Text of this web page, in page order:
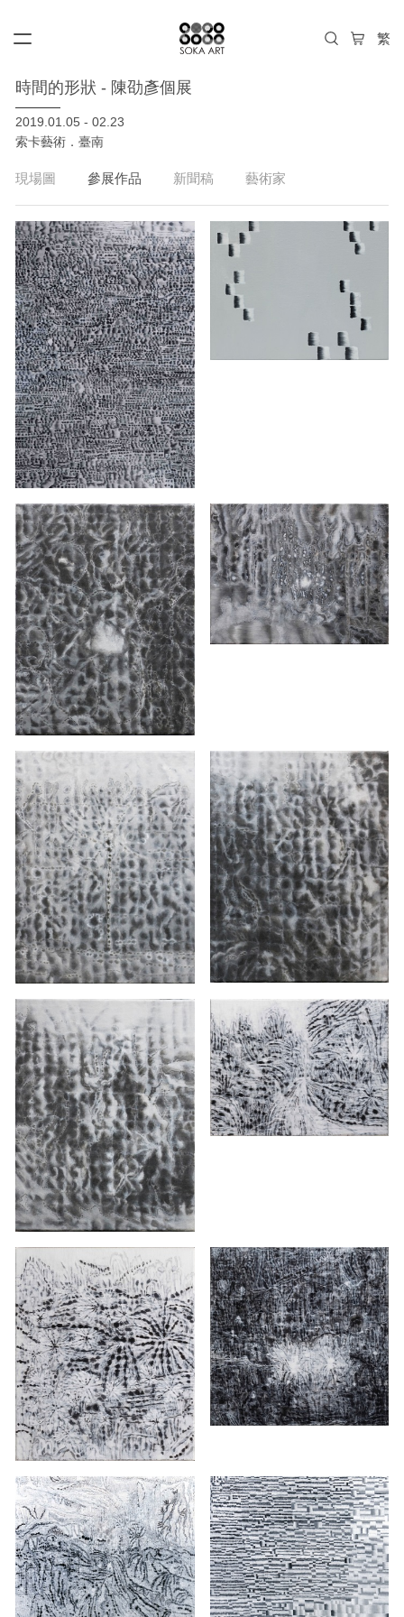
時間的形狀 - 陳劭彥個展
2019.01.05 - 02.23
索卡藝術．臺南
現場圖 參展作品 新聞稿 藝術家